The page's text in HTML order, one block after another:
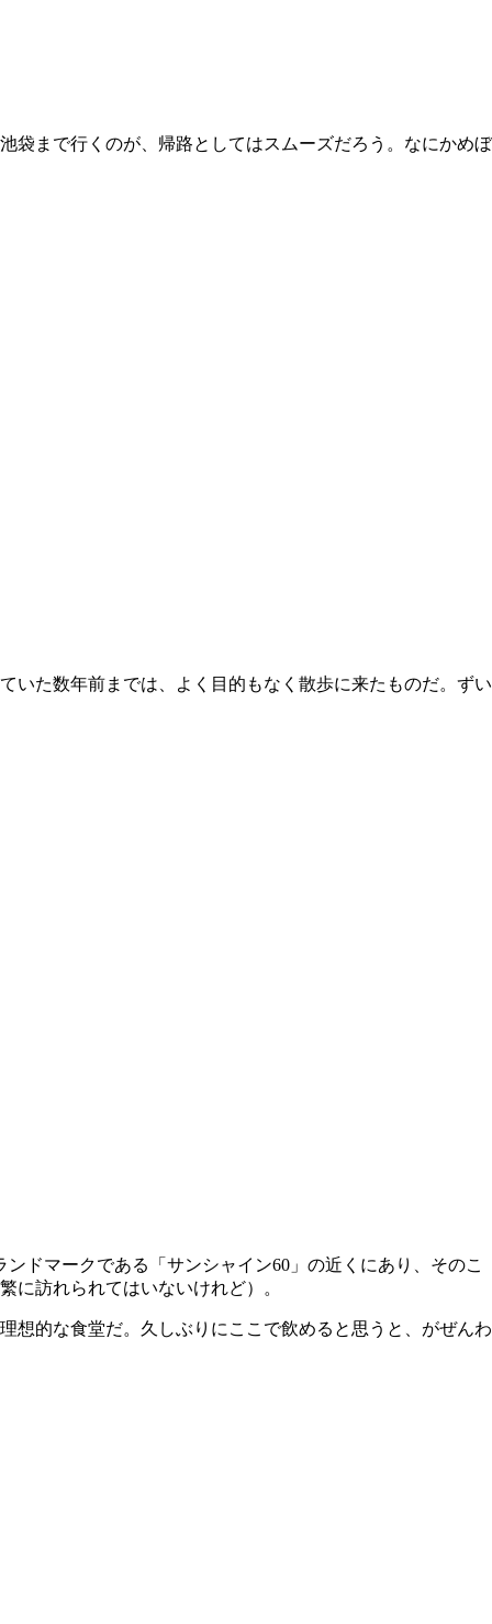
袋まで行くのが、帰路としてはスムーズだろう。なにかめぼ
いた数年前までは、よく目的もなく散歩に来たものだ。ずい
ドマークである「サンシャイン60」の近くにあり、そのこ
に訪れられてはいないけれど）。
想的な食堂だ。久しぶりにここで飲めると思うと、がぜんわ